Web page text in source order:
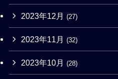
2023年12月 (27)
2023年11月 (32)
2023年10月 (28)